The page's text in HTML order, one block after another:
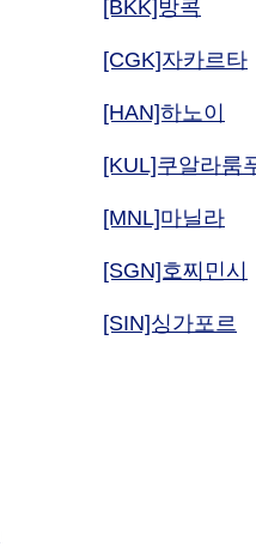
[BKK]방콕
[CGK]자카르타
[HAN]하노이
[KUL]쿠알라룸
[MNL]마닐라
[SGN]호찌민시
[SIN]싱가포르